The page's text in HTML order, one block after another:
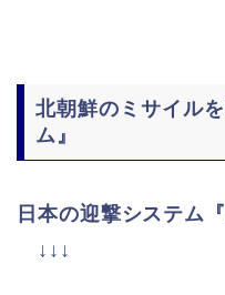
北朝鮮のミサイル
ム』
日本の迎撃システム
↓↓↓